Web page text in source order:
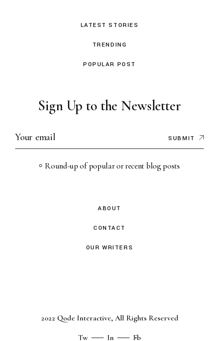
LATEST STORIES
TRENDING
POPULAR POST
Sign Up to the Newsletter
SUBMIT
Round-up of popular or recent blog posts
ABOUT
CONTACT
OUR WRITERS
2022 Qode Interactive, All Rights Reserved
Tw
In Fb